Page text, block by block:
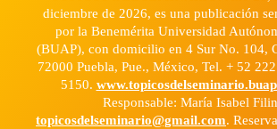
diciembre de 2026, es una publicación
por la Benemérita Universidad
(BUAP), con domicilio en 4 Sur No. 104,
72000 Puebla, Pue., México, Tel. + 52
5150.
Responsable: María Isabel
topicosdelseminario@gmail.com.